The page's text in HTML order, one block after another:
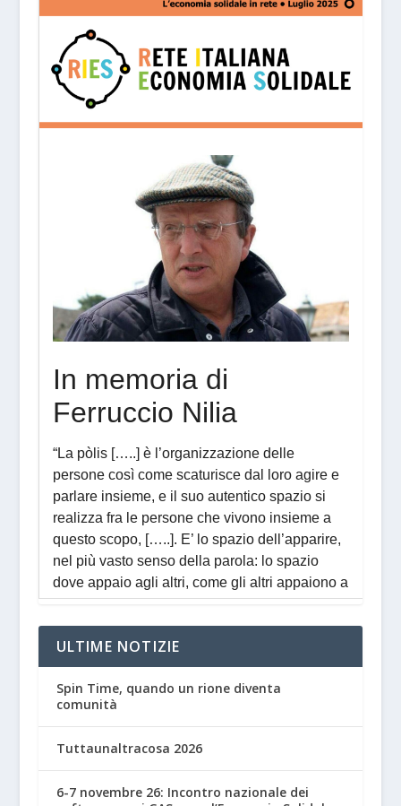
ULTIME NOTIZIE
Spin Time, quando un rione diventa
comunità
Tuttaunaltracosa 2026
6-7 novembre 26: Incontro nazionale dei